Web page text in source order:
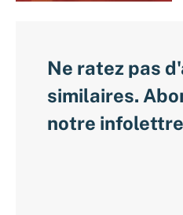
Ne ratez pas
similaires.
notre infolettre